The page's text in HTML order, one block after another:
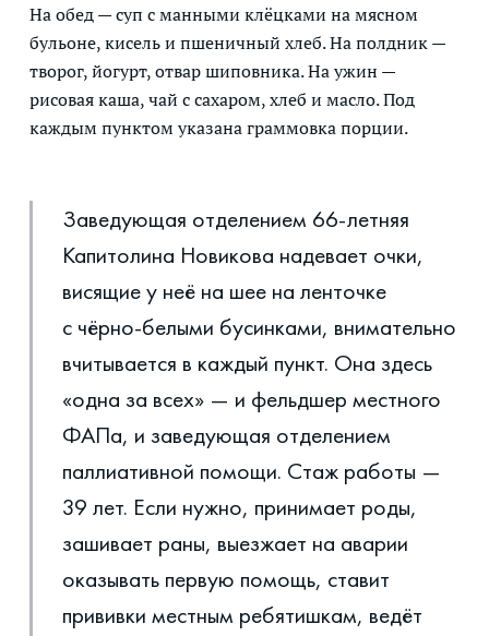
На обед — суп с манными клёцками на мясном
бульоне, кисель и пшеничный хлеб. На полдник —
творог, йогурт, отвар шиповника. На ужин —
рисовая каша, чай с сахаром, хлеб и масло. Под
каждым пунктом указана граммовка порции.
Заведующая отделением 66-летняя
Капитолина Новикова надевает очки,
висящие у неё на шее на ленточке
с чёрно-белыми бусинками, внимательно
вчитывается в каждый пункт. Она здесь
«одна за всех» — и фельдшер местного
ФАПа, и заведующая отделением
паллиативной помощи. Стаж работы —
39 лет. Если нужно, принимает роды,
зашивает раны, выезжает на аварии
оказывать первую помощь, ставит
прививки местным ребятишкам, ведёт